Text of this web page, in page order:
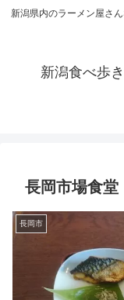
新潟県内のラーメン屋さ
新潟食べ歩
長岡市場食堂
長岡市